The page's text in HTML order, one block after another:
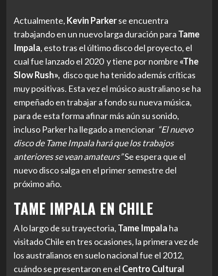
Actualmente, Kevin Parkerse encuentra
trabajando en un nuevo larga duración para Tame
Impala, esto tras el último disco del proyecto, el
cual fue lanzado el 2020 y tiene por nombre «The
Slow Rush»,disco que ha tenido además críticas
muy positivas. Esta vez el músico australiano se ha
empeñado en trabajar a fondo su nueva música,
para de esta forma afinar más aún su sonido,
incluso Parker ha llegado a mencionar “El nuevo
disco de Tame Impala hará que los trabajos
anteriores se vean amateurs”Se espera que el
nuevo disco salga en el primer semestre del
próximo año.
TAME IMPALA EN CHILE
A lo largo de su trayectoria, Tame Impala ha
visitado Chile en tres ocasiones, la primera vez de
los australianos en suelo nacional fue el 2012,
cuándo se presentaron en el Centro Cultural